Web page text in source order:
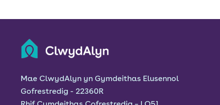
Mae ClwydAlyn yn Gymdeithas Elusennol
Gofrestredig - 22360R